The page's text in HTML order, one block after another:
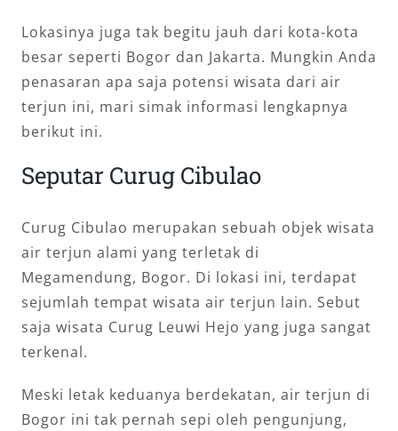
Lokasinya juga tak begitu jauh dari kota-kota
besar seperti Bogor dan Jakarta. Mungkin Anda
penasaran apa saja potensi wisata dari air
terjun ini, mari simak informasi lengkapnya
berikut ini.
Seputar Curug Cibulao
Curug Cibulao merupakan sebuah objek wisata
air terjun alami yang terletak di
Megamendung, Bogor. Di lokasi ini, terdapat
sejumlah tempat wisata air terjun lain. Sebut
saja wisata Curug Leuwi Hejo yang juga sangat
terkenal.
Meski letak keduanya berdekatan, air terjun di
Bogor ini tak pernah sepi oleh pengunjung,